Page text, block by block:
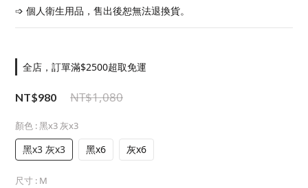
➩ 個人衛生用品，售出後恕無法退換貨。
全店，訂單滿$2500超取免運
NT$980 NT$1,080
顏色 : 黑x3 灰x3
黑x3 灰x3 黑x6 灰x6
尺寸 : M